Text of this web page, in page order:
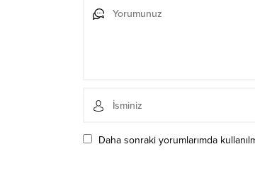
Daha sonraki yorumlarımda